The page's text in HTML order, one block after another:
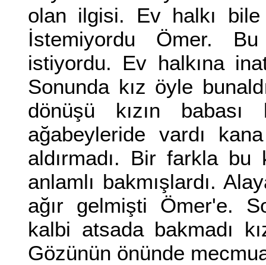
olan ilgisi. Ev halkı
İstemiyordu Ömer.
istiyordu. Ev halkına
Sonunda kız öyle
dönüşü kızın babası
ağabeyleride vardı
aldırmadı. Bir farkla bu
anlamlı bakmışlardı.
ağır gelmişti Ömer'e.
kalbi atsada bakmadı
Gözünün önünde